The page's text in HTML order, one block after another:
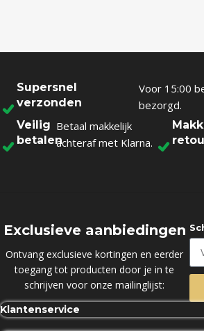
Supersnel
verzonden
Voor 15:00
bezorgd.
Veilig
betalen
Betaal makkelijk
achteraf met Klarna.
Exclusieve aanbiedingen
Ontvang exclusieve kortingen en eerder
toegang tot producten door je in te
schrijven voor onze mailinglijst:
Klantenservice